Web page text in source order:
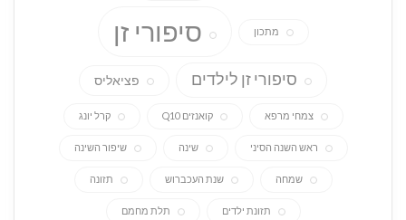
מתכון סיפורי זן
סיפורי זן לילדים פציאליס
צמחי מרפא קואנזים Q10 קרל יונג
ראש השנה הסיני שינה שיפור השינה
שמחה שנת העכברוש תזונה
תזונת ילדים תלת מחמם